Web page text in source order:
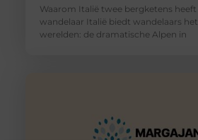
Waarom Italië twee bergketens
wandelaar Italië biedt wandelaars
werelden: de dramatische Alpen in